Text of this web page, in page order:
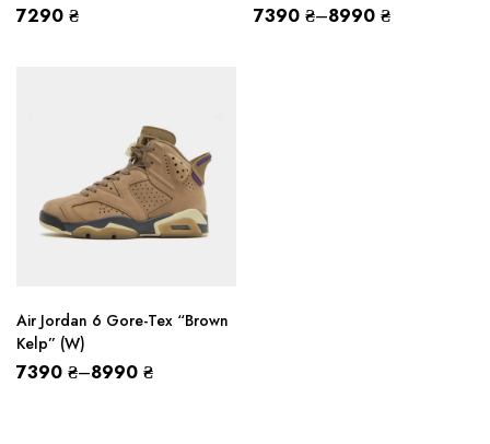
7290 ₴ 7390 ₴–8990 ₴
Air Jordan 6 Gore-Tex “Brown
Kelp” (W)
7390 ₴–8990 ₴